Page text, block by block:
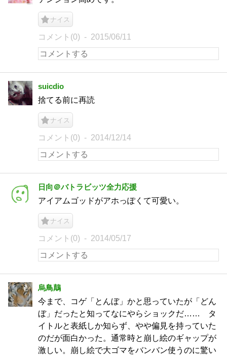
ナイス
コメント(0) 2015/06/11
suicdio
捨てる前に再読
ナイス
コメント(0) 2014/12/14
日向＠バトラビッツ全力応援
アイアムゴッドがアホっぽくて可愛い。
ナイス
コメント(0) 2014/05/17
烏鳥鷏
今まで、コゲ「とんぼ」かと思っていたが「どん
ぼ」だったと知ってなにやらショックだ…… タ
イトルと表紙しか知らず、やや偏見を持っていた
のだが面白かった。通常時と崩し絵のギャップが
激しい。崩し絵で大ゴマをバンバン使うのに驚い